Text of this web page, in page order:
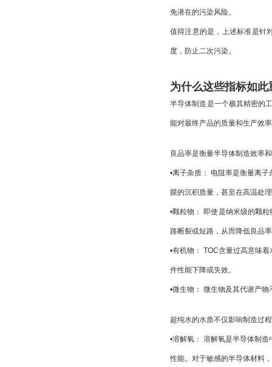
免潜在的污染风险。
值得注意的是，上述标准是针
度，防止二次污染。
为什么这些指标如
半导体制造是一个极其精密的
能对最终产品的质量和生产效
良品率是衡量半导体制造效率
•离子杂质： 电阻率是衡量离
膜的沉积质量，甚至在高温处
•颗粒物： 即使是纳米级的颗
路断裂或短路，从而降低良品
•有机物： TOC含量过高意味
件性能下降或失效。
•微生物： 微生物及其代谢产物
超纯水的水质不仅影响制造过
•溶解氧： 溶解氧是半导体制造
性能。对于敏感的半导体材料